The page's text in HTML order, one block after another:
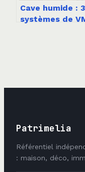
Cave humide : 3
systèmes de
Patrimelia
Référentiel
: maison, déco,